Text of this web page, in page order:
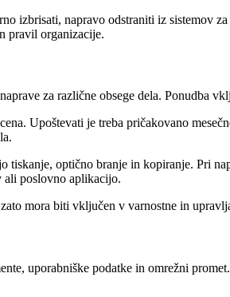
izbrisati, napravo odstraniti iz sistemov
pravil organizacije.
za različne obsege dela. Ponudba
Upoštevati je treba pričakovano
tiskanje, optično branje in kopiranje. Pri
ali poslovno aplikacijo.
mora biti vključen v varnostne in
uporabniške podatke in omrežni